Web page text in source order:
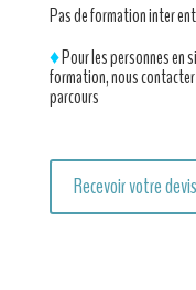
Pas de formation inter
♦Pour les personnes en
formation, nous
parcours
Recevoir votre devis